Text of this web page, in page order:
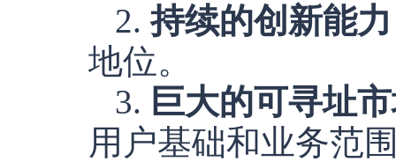
2.持续的创新能
地位。
3. 巨大的可寻址
用户基础和业务范